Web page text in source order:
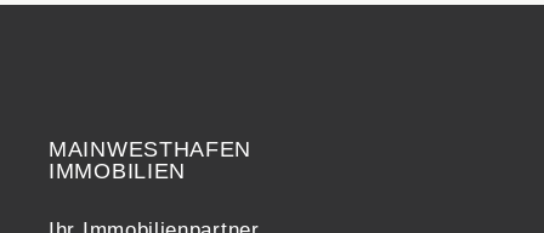
MAINWESTHAFEN
IMMOBILIEN